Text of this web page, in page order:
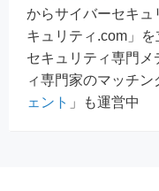
からサイバーセキュ
キュリティ.com」
セキュリティ専門
ィ専門家のマッチン
ェント 」も運営中